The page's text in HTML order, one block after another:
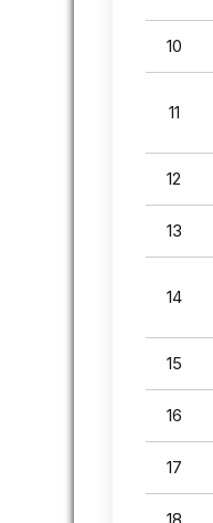
10
11
12
13
14
15
16
17